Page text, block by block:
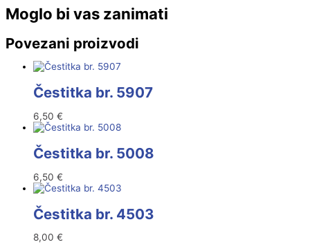
Moglo bi vas zanimati
Povezani proizvodi
Čestitka br. 5907
6,50 €
Čestitka br. 5008
6,50 €
Čestitka br. 4503
8,00 €